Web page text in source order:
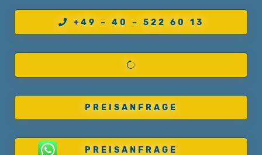
+49 – 40 – 522 60 13
PREISANFRAGE
PREISANFRAGE